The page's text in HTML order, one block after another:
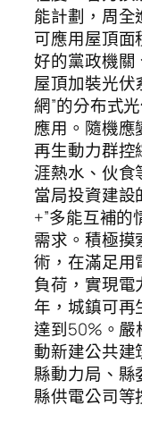
能計劃，周全
可應用屋頂面
好的黨政機關
屋頂加裝光伏
網”的分布式
應用。隨機應
再生動力群控
涯熱水、伙食
當局投資建設
+”多能互補
需求。積極摸
術，在滿足用
負荷，實現電
年，城鎮可再
達到50%。嚴
動新建公共建
縣動力局、縣
縣供電公司等